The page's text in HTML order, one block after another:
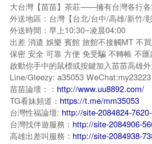
大台灣【苗苗】茶莊——擁有台灣各行
外送地區：台灣【台北/台中/高雄/新竹/彰
外送時間：早上10:30~凌晨04:00
出差 消遣 娛樂 賓館 旅館不接觸MT 不
保密 安全 可靠 方便 免受騙 不轉帳 不
啟動你手中的鼠標或按鍵加入苗苗高雄
Line/Gleezy: a35053
苗苗論壇：： http://www.uu8892.com/
TG看妹頻道： https://t.me/mm35053
台灣性福論壇: http://site-2084824-
台灣找伴遊服務： http://site-2084906-
高雄出差叫服務： http://site-2084938-